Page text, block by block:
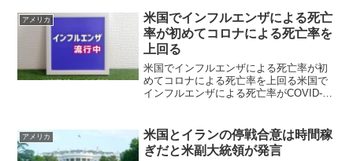
カの国立気象局は22日、ニューヨーク州
などアメリカ北東部...
アメリカ
米国でインフルエンザによる死亡
率が初めてコロナによる死亡率を
上回る
米国でインフルエンザによる死亡率が初
めてコロナによる死亡率を上回る米国で
インフルエンザによる死亡率がCOVID-19
ンフルエンザによる死亡者数が COVID-
1...
アメリカ
米国とイランの停戦合意は時間稼
ぎだと米副大統領が発言